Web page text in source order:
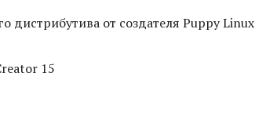
дистрибутива от создателя Puppy Linux
15